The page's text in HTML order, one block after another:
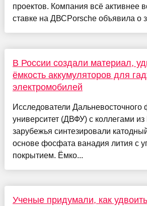
проектов. Компания всё активнее
ставке на ДВСPorsche объявила о
В России создали материал,
ёмкость аккумуляторов для
электромобилей
Исследователи Дальневосточного
университет (ДВФУ) с коллегами из
зарубежья синтезировали
основе фосфата ванадия лития с
покрытием. Ёмко...
Ученые придумали, как